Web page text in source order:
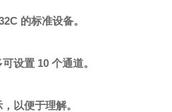
的标准设备。
设置 10 个通道。
以便于理解。